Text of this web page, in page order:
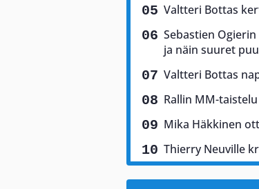
Valtteri Bottas
Sebastien
ja näin suuret
Valtteri Bottas
Rallin MM-
Mika Häkkinen
Thierry Neuville